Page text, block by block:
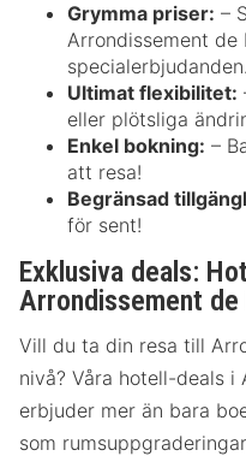
Grymma priser: –
Arrondissement de
specialerbjudanden.
Ultimat flexibilitet:
eller plötsliga
Enkel bokning: –
att resa!
Begränsad
för sent!
Exklusiva deals:
Arrondissement de
Vill du ta din resa till
nivå? Våra hotell-deals i
erbjuder mer än bara
som